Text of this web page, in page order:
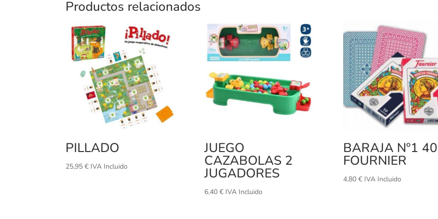
Productos relacionados
PILLADO
25,95€ IVA Incluido
JUEGO
CAZABOLAS 2
JUGADORES
6,40 € IVA Incluido
BARAJA Nº1
FOURNIER
4,80 € IVA Incluido